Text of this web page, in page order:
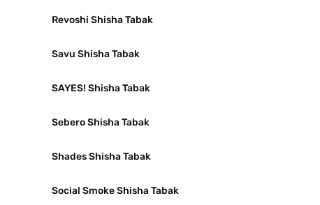
Revoshi Shisha Tabak
Savu Shisha Tabak
SAYES! Shisha Tabak
Sebero Shisha Tabak
Shades Shisha Tabak
Social Smoke Shisha Tabak